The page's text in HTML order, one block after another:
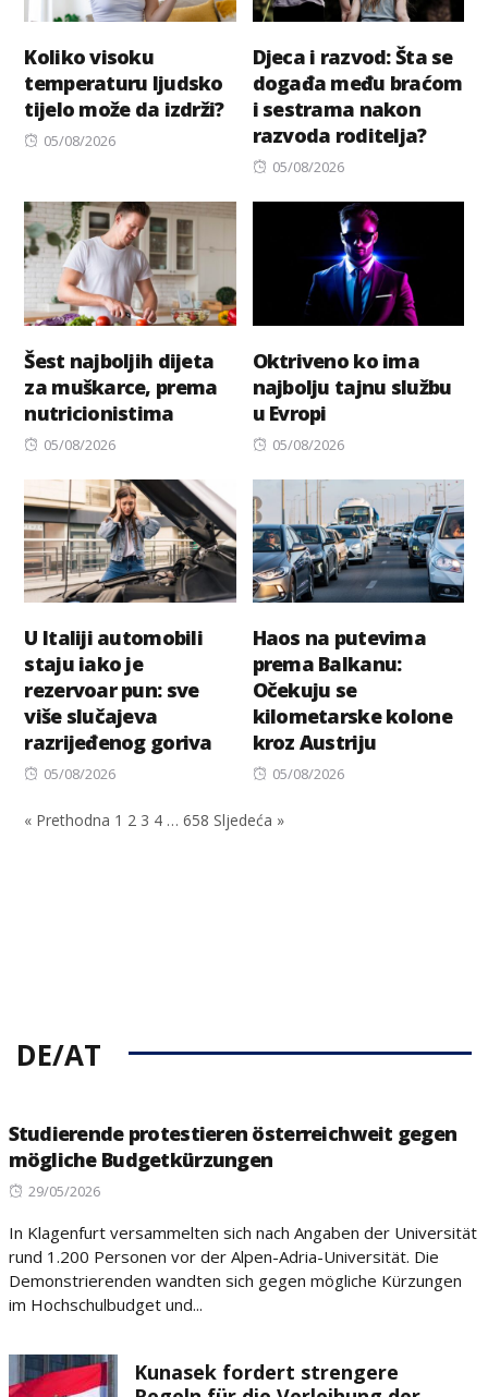
Koliko visoku
temperaturu ljudsko
tijelo može da izdrži?
Posted
05/08/2026
Djeca i razvod: Šta se
događa među braćom
i sestrama nakon
razvoda roditelja?
Posted
05/08/2026
Šest najboljih dijeta
za muškarce, prema
nutricionistima
Posted
05/08/2026
Oktriveno ko ima
najbolju tajnu službu
u Evropi
Posted
05/08/2026
U Italiji automobili
staju iako je
rezervoar pun: sve
više slučajeva
razrijeđenog goriva
Posted
05/08/2026
Haos na putevima
prema Balkanu:
Očekuju se
kilometarske kolone
kroz Austriju
Posted
05/08/2026
« Prethodna 1 2 3 4 … 658 Sljedeća »
DE/AT
Studierende protestieren österreichweit gegen
mögliche Budgetkürzungen
Posted
29/05/2026
In Klagenfurt versammelten sich nach Angaben der Universität
rund 1.200 Personen vor der Alpen-Adria-Universität. Die
Demonstrierenden wandten sich gegen mögliche Kürzungen
im Hochschulbudget und...
Kunasek fordert strengere